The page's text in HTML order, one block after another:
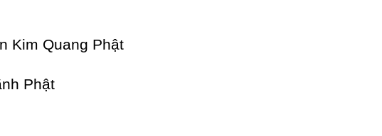
Kim Quang Phật
Phật